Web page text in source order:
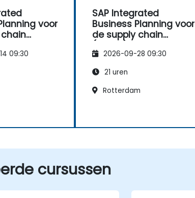
voor
09:30
SAP Integrated
Business Planning voor
de supply chain
2026-09-28 09:30
21 uren
Rotterdam
cursussen